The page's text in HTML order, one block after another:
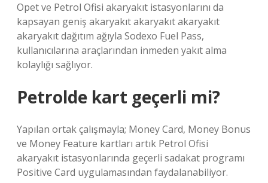
Opet ve Petrol Ofisi akaryakıt istasyonlarını da
kapsayan geniş akaryakıt akaryakıt akaryakıt
akaryakıt dağıtım ağıyla Sodexo Fuel Pass,
kullanıcılarına araçlarından inmeden yakıt alma
kolaylığı sağlıyor.
Petrolde kart geçerli mi?
Yapılan ortak çalışmayla; Money Card, Money Bonus
ve Money Feature kartları artık Petrol Ofisi
akaryakıt istasyonlarında geçerli sadakat programı
Positive Card uygulamasından faydalanabiliyor.